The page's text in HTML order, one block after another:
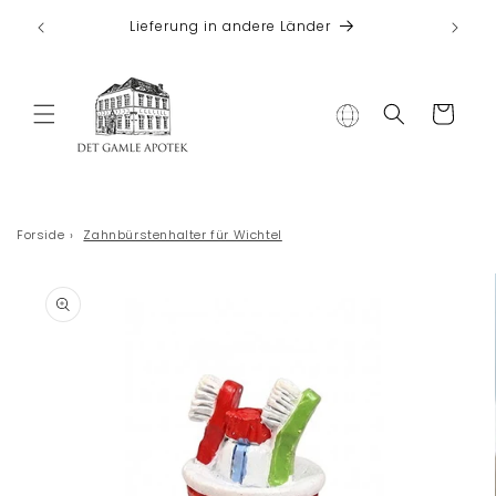
Inhalt
Lieferung in andere Länder
Warenkorb
Forside › Zahnbürstenhalter für Wichtel